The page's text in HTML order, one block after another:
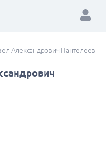
Александрович Пантелеев